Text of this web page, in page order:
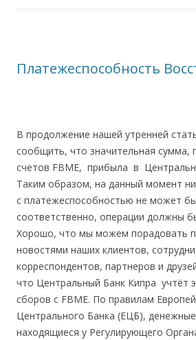
Платежеспособность
В продолжение нашей утренней
сообщить, что значительная сумма,
счетов FBME, прибыла в
Таким образом, на данный момент
с платежеспособностью не может
соответственно, операции должны
Хорошо, что мы можем порадовать
новостями наших клиентов,
корреспондентов, партнеров и
что Центральный Банк Кипра учтёт
сборов с FBME. По правилам
Центрального Банка (ЕЦБ), денежные
находящиеся у Регулирующего